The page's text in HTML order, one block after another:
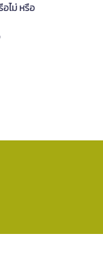
ไม่ หรือ